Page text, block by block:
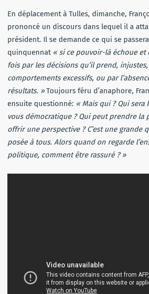
En déplacement à Tulles, dimanche,
prononcé un discours dans lequel il a
président. Il se demande ce qui se
quinquennat « si ce pouvoir-là échoue et
fois par les décisions qu’il prend,
comportements excessifs, ou par
résultats. »Toujours féru d’anaphore,
ensuite questionné: « Mais qui ? Qui
vous démocratique ? Qui peut prendre la
offrir une perspective ? C’est une grande
posée à tous. Alors quand on regarde
politique, comment être rassuré ? »